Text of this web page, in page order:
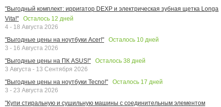
"Выгодный комплект: ирригатор DEXP и электрическая зубная щетка Longa
Vita!"
Осталось 12 дней
4 - 18 Августа 2026
"Выгодные цены на ноутбуки Acer!"
Осталось 10 дней
3 - 16 Августа 2026
"Выгодные цены на ПК ASUS!"
Осталось 38 дней
3 Августа - 13 Сентября 2026
"Выгодные цены на ноутбуки Tecno!"
Осталось 17 дней
3 - 23 Августа 2026
"Купи стиральную и сушильную машины с соединительным элементом